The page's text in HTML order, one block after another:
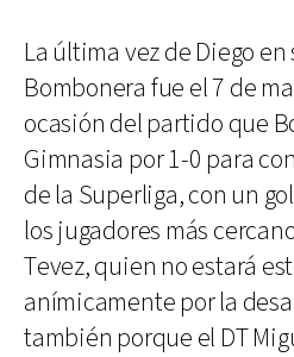
La última vez de Diego en
Bombonera fue el 7 de
ocasión del partido que
Gimnasia por 1-0 para
de la Superliga, con un
los jugadores más
Tevez, quien no estará
anímicamente por la
también porque el DT